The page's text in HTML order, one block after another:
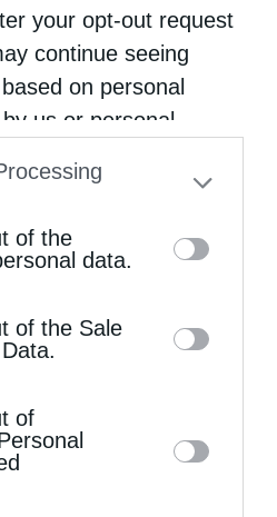
your opt-out request
continue seeing
on personal
us or personal
may separately opt-out
on the IAB’s list
This
be disclosed by us to
IAB’s List of
parties.
of the
data.
of the Sale
of
ΜΠΡΟΎΚΛΙΝ
άρθρο
και οι αθέατες κόντρες